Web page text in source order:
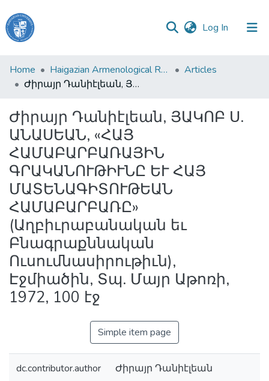
Log In (current)
Haigazian
University
&
Collections
All of DSpace
Home Haigazian Armenological Review
Articles
Ժիրայր Դանիէլեան, ՅԱԿՈԲ Ս. ԱՆԱՍԵԱՆ, «ՀԱՅ ՀԱՄԱԲԱՐԲԱՌԱՅԻՆ ԳՐԱԿԱՆՈՒԹԻՒՆԸ ԵՒ ՀԱՅ ՄԱՏԵՆԱԳԻՏՈՒԹԵԱՆ ՀԱՄԱԲԱՐԲԱՌԸ» (Աղբիւրաբանական եւ Բնագրաքննական Ուսումնասիրութիւն), Էջմիածին, Տպ. Մայր Աթոռի, 1972, 100 էջ
Ժիրայր Դանիէլեան, ՅԱԿՈԲ Ս.
ԱՆԱՍԵԱՆ, «ՀԱՅ
ՀԱՄԱԲԱՐԲԱՌԱՅԻՆ
ԳՐԱԿԱՆՈՒԹԻՒՆԸ ԵՒ ՀԱՅ
ՄԱՏԵՆԱԳԻՏՈՒԹԵԱՆ
ՀԱՄԱԲԱՐԲԱՌԸ»
(Աղբիւրաբանական եւ
Բնագրաքննական
Ուսումնասիրութիւն),
Էջմիածին, Տպ. Մայր Աթոռի,
1972, 100 էջ
Simple item page
dc.contributor.author Ժիրայր Դանիէլեան